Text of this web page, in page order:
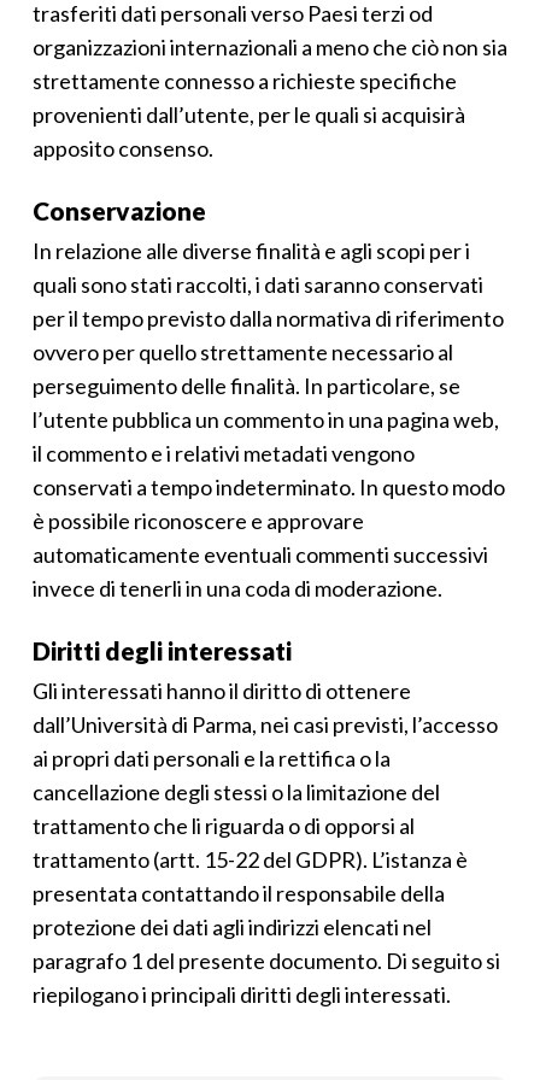
trasferiti dati personali verso Paesi terzi od
organizzazioni internazionali a meno che ciò non sia
strettamente connesso a richieste specifiche
provenienti dall’utente, per le quali si acquisirà
apposito consenso.
Conservazione
In relazione alle diverse finalità e agli scopi per i
quali sono stati raccolti, i dati saranno conservati
per il tempo previsto dalla normativa di riferimento
ovvero per quello strettamente necessario al
perseguimento delle finalità. In particolare, se
l’utente pubblica un commento in una pagina web,
il commento e i relativi metadati vengono
conservati a tempo indeterminato. In questo modo
è possibile riconoscere e approvare
automaticamente eventuali commenti successivi
invece di tenerli in una coda di moderazione.
Diritti degli interessati
Gli interessati hanno il diritto di ottenere
dall’Università di Parma, nei casi previsti, l’accesso
ai propri dati personali e la rettifica o la
cancellazione degli stessi o la limitazione del
trattamento che li riguarda o di opporsi al
trattamento (artt. 15-22 del GDPR). L’istanza è
presentata contattando il responsabile della
protezione dei dati agli indirizzi elencati nel
paragrafo 1 del presente documento. Di seguito si
riepilogano i principali diritti degli interessati.